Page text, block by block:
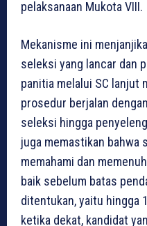
pelaksanaan Mukota VIII.
Mekanisme ini
seleksi yang lancar dan
panitia melalui SC lanjut
prosedur berjalan
seleksi hingga
juga memastikan bahwa
memahami dan
baik sebelum batas
ditentukan, yaitu hingga
ketika dekat, kandidat